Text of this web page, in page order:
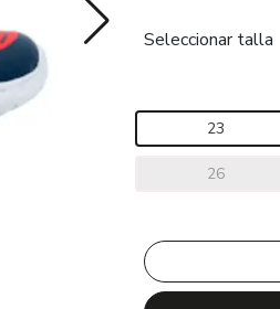
Seleccionar talla
23
26